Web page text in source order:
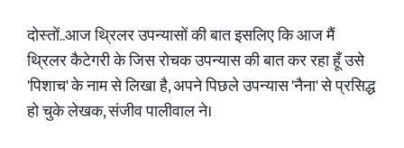
दोस्तों..आज थ्रिलर उपन्यासों की बात इसलिए कि आज मैं
थ्रिलर कैटेगरी के जिस रोचक उपन्यास की बात कर रहा हूँ उसे
'पिशाच' के नाम से लिखा है, अपने पिछले उपन्यास 'नैना' से प्रसिद्ध
हो चुके लेखक, संजीव पालीवाल ने।